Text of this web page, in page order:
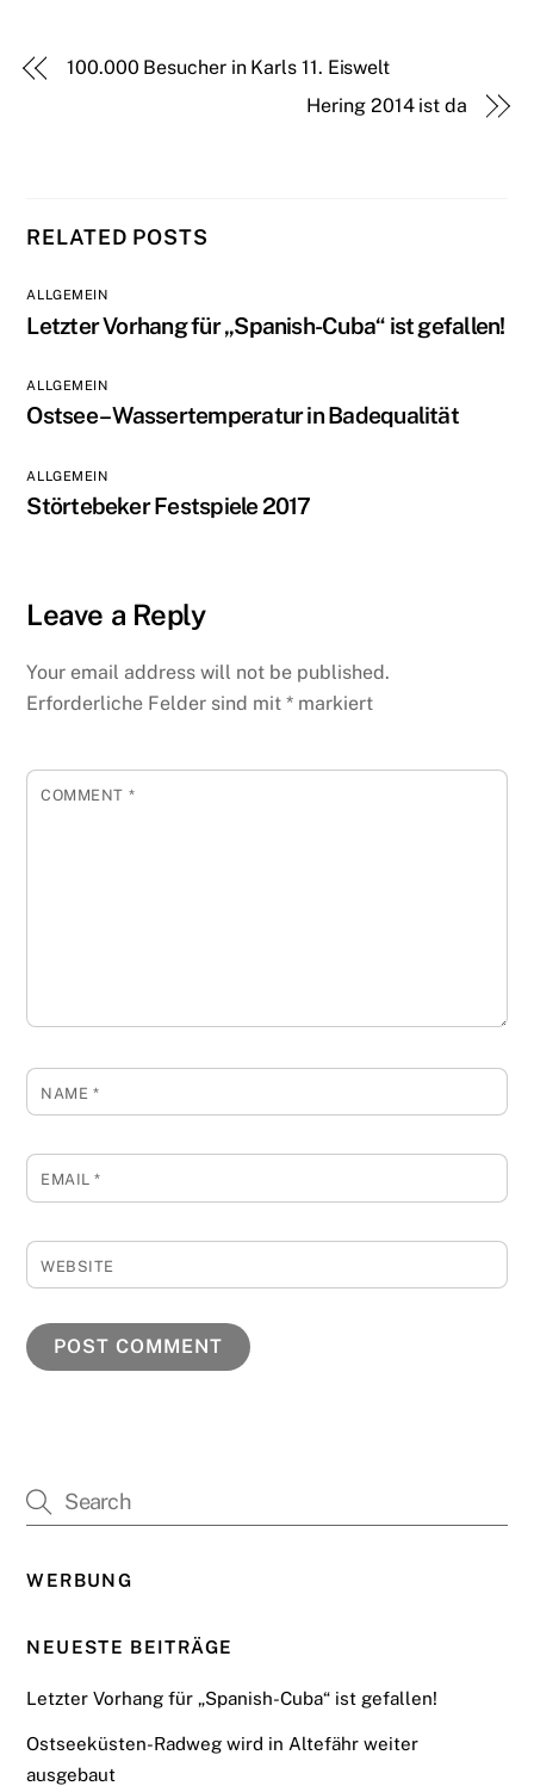
100.000 Besucher in Karls 11. Eiswelt
Hering 2014 ist da
RELATED POSTS
ALLGEMEIN
Letzter Vorhang für „Spanish-Cuba“ ist gefallen!
ALLGEMEIN
Ostsee – Wassertemperatur in Badequalität
ALLGEMEIN
Störtebeker Festspiele 2017
Leave a Reply
Your email address will not be published.
Erforderliche Felder sind mit* markiert
COMMENT *
NAME *
EMAIL*
WEBSITE
WERBUNG
NEUESTE BEITRÄGE
Letzter Vorhang für „Spanish-Cuba“ ist gefallen!
Ostseeküsten-Radweg wird in Altefähr weiter
ausgebaut